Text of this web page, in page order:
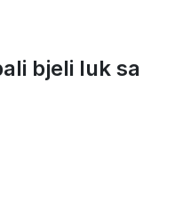
bjeli luk sa